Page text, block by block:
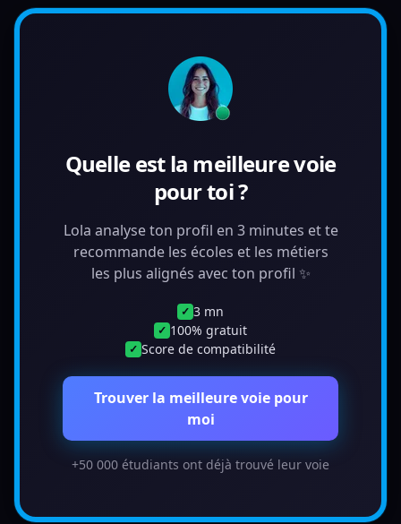
Quelle est la meilleure voie
pour toi ?
Lola analyse ton profil en 3 minutes et te
recommande les écoles et les métiers
les plus alignés avec ton profil ✨
✓ 3 mn
✓ 100% gratuit
✓ Score de compatibilité
Trouver la meilleure voie pour
moi
+50 000 étudiants ont déjà trouvé leur voie